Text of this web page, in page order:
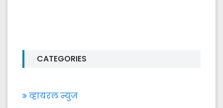
CATEGORIES
व्हायरल न्युज